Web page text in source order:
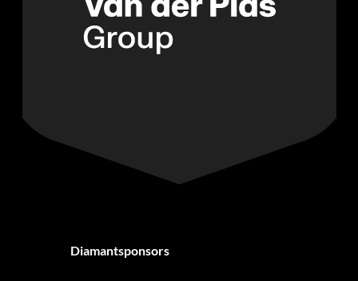
Diamantsponsors